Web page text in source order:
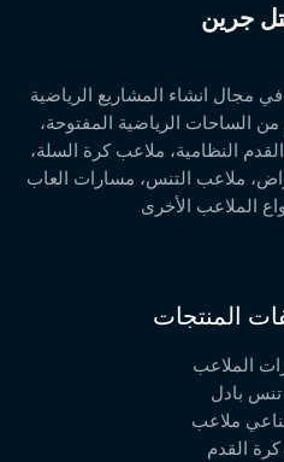
جرين
انشاء المشاريع الرياضية
الساحات الرياضية المفتوحة،
النظامية، ملاعب كرة السلة،
ملاعب التنس، مسارات العاب
الملاعب الأخرى
المنتجات
الملاعب
بادل
ملاعب
القدم